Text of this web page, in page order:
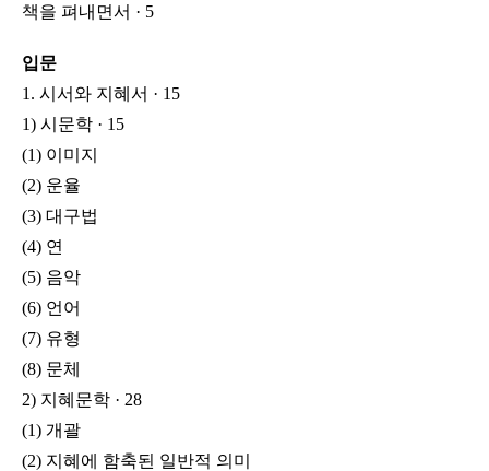
책을 펴내면서 · 5
입문
1. 시서와 지혜서 · 15
1) 시문학 · 15
(1) 이미지
(2) 운율
(3) 대구법
(4) 연
(5) 음악
(6) 언어
(7) 유형
(8) 문체
2) 지혜문학 · 28
(1) 개괄
(2) 지혜에 함축된 일반적 의미